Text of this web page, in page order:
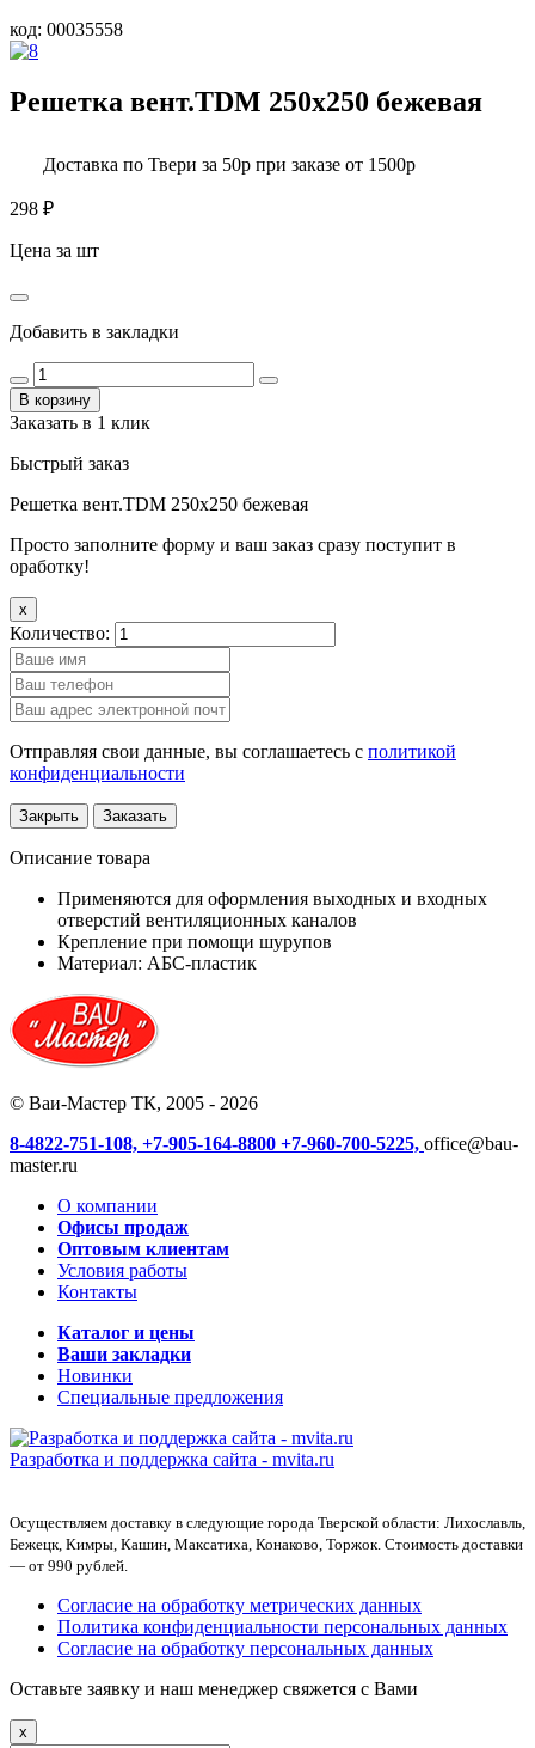
код: 00035558
Решетка вент.TDM 250х250 бежевая
Доставка по Твери за 50р при заказе от 1500р
298 ₽
Цена за шт
Добавить в закладки
В корзину
Заказать в 1 клик
Быстрый заказ
Решетка вент.TDM 250х250 бежевая
Просто заполните форму и ваш заказ сразу поступит в
оработку!
x
Количество:
Отправляя свои данные, вы соглашаетесь с политикой
конфиденциальности
Закрыть Заказать
Описание товара
Применяются для оформления выходных и входных
отверстий вентиляционных каналов
Крепление при помощи шурупов
Материал: АБС-пластик
© Ваи-Мастер ТК, 2005 - 2026
8-4822-751-108, +7-905-164-8800 +7-960-700-5225, office@bau-
master.ru
О компании
Офисы продаж
Оптовым клиентам
Условия работы
Контакты
Каталог и цены
Ваши закладки
Новинки
Специальные предложения
Разработка и поддержка сайта - mvita.ru
Осуществляем доставку в следующие города Тверской области: Лихославль,
Бежецк, Кимры, Кашин, Максатиха, Конаково, Торжок. Стоимость доставки
— от 990 рублей.
Согласие на обработку метрических данных
Политика конфиденциальности персональных данных
Согласие на обработку персональных данных
Оставьте заявку и наш менеджер свяжется с Вами
x